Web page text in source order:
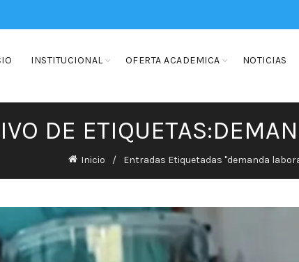
INSTITUCIONAL OFERTA ACADEMICA NOTICIAS
DE
Inicio Entradas Etiquetadas "demanda